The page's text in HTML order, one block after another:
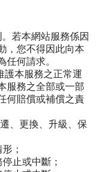
若本網站服務係因
，您不得因此向本
何請求。
護本服務之正常運
服務之全部或一部
何賠償或補償之責
、更換、升級、保
；
止或中斷；